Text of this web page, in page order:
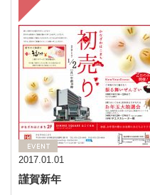
2017.01.01
謹賀新年